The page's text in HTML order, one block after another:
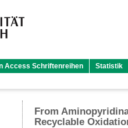
Access Schriftenreihen Statistik
From
Recyclable